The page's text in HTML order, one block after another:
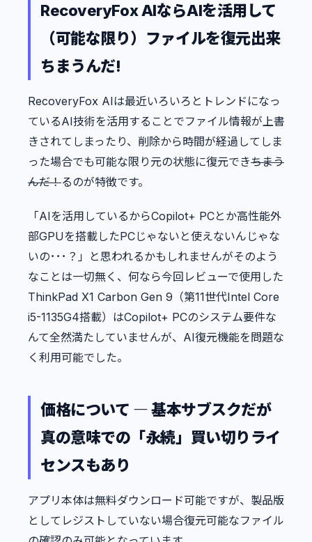
RecoveryFox AIならAIを活用して
（可能な限り）ファイルを復元出来
ちまうんだ!
RecoveryFox AIは最近いろいろとトレンドになっ
ているAI技術を活用することでファイル情報が上書
きされてしまったり、削除から時間が経過してしま
った場合でも可能な限り元の状態に復元できちまう
んだ！るのが特徴です。
「AIを活用しているからCopilot+ PCとか高性能外
部GPUを搭載したPCじゃないと使えないんじゃな
いの･･･？」と思われるかもしれませんがそのよう
なことは一切無く、何なら今回レビューで使用した
ThinkPad X1 Carbon Gen 9（第11世代Intel Core
i5-1135G4搭載）はCopilot+ PCのシステム要件な
んて全然満たしていませんが、AI復元機能を問題な
く利用可能でした。
価格について ― 基本サブスクだが
真の意味での「永続」買い切りライ
センスもあり
アプリ本体は無料ダウンロード可能ですが、製品版
としてレジストしていない場合復元可能なファイル